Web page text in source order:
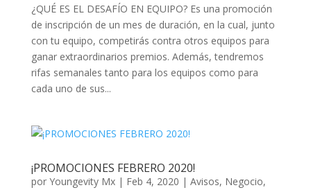
¿QUÉ ES EL DESAFÍO EN EQUIPO? Es una promoción
de inscripción de un mes de duración, en la cual, junto
con tu equipo, competirás contra otros equipos para
ganar extraordinarios premios. Además, tendremos
rifas semanales tanto para los equipos como para
cada uno de sus...
¡PROMOCIONES FEBRERO 2020!
por Youngevity Mx| Feb 4, 2020 | Avisos, Negocio,